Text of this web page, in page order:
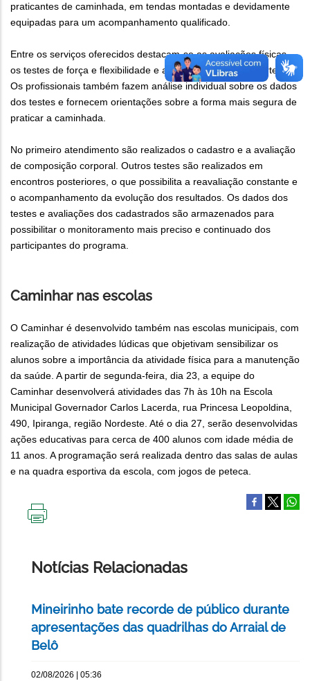
praticantes de caminhada, em tendas montadas e devidamente
equipadas para um acompanhamento qualificado.
Entre os serviços oferecidos destacam-se as avaliações físicas,
os testes de força e flexibilidade e a aferição de pressão arterial.
Os profissionais também fazem análise individual sobre os dados
dos testes e fornecem orientações sobre a forma mais segura de
praticar a caminhada.
No primeiro atendimento são realizados o cadastro e a avaliação
de composição corporal. Outros testes são realizados em
encontros posteriores, o que possibilita a reavaliação constante e
o acompanhamento da evolução dos resultados. Os dados dos
testes e avaliações dos cadastrados são armazenados para
possibilitar o monitoramento mais preciso e continuado dos
participantes do programa.
Caminhar nas escolas
O Caminhar é desenvolvido também nas escolas municipais, com
realização de atividades lúdicas que objetivam sensibilizar os
alunos sobre a importância da atividade física para a manutenção
da saúde. A partir de segunda-feira, dia 23, a equipe do
Caminhar desenvolverá atividades das 7h às 10h na Escola
Municipal Governador Carlos Lacerda, rua Princesa Leopoldina,
490, Ipiranga, região Nordeste. Até o dia 27, serão desenvolvidas
ações educativas para cerca de 400 alunos com idade média de
11 anos. A programação será realizada dentro das salas de aulas
e na quadra esportiva da escola, com jogos de peteca.
Notícias Relacionadas
Mineirinho bate recorde de público durante
apresentações das quadrilhas do Arraial de
Belô
02/08/2026 | 05:36